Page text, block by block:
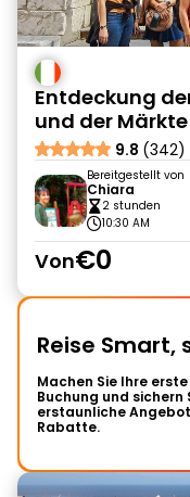
Entdeckung
und der
9.8 (342)
Bereitgestellt von
Chiara
2 stunden
10:30 AM
Von€0
Reise Smart,
Machen Sie Ihre erste
Buchung und sichern
erstaunliche
Rabatte.